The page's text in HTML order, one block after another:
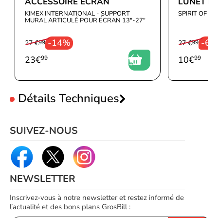
Détails Techniques
Taille de l'écran
Résolution de l'écran
Type HD
Format d'image
Type de panneau
IPS
Écran tactile
Non
KIMEX INTERNATIONAL - SUPPORT
MURAL ARTICULÉ POUR ÉCRAN 13"-27"
-14%
27 €99
23€99
SPIRIT OF
-
27 €99
10€99
SUIVEZ-NOUS
NEWSLETTER
Inscrivez-vous à notre newsletter et restez informé de
l’actualité et des bons plans GrosBill :